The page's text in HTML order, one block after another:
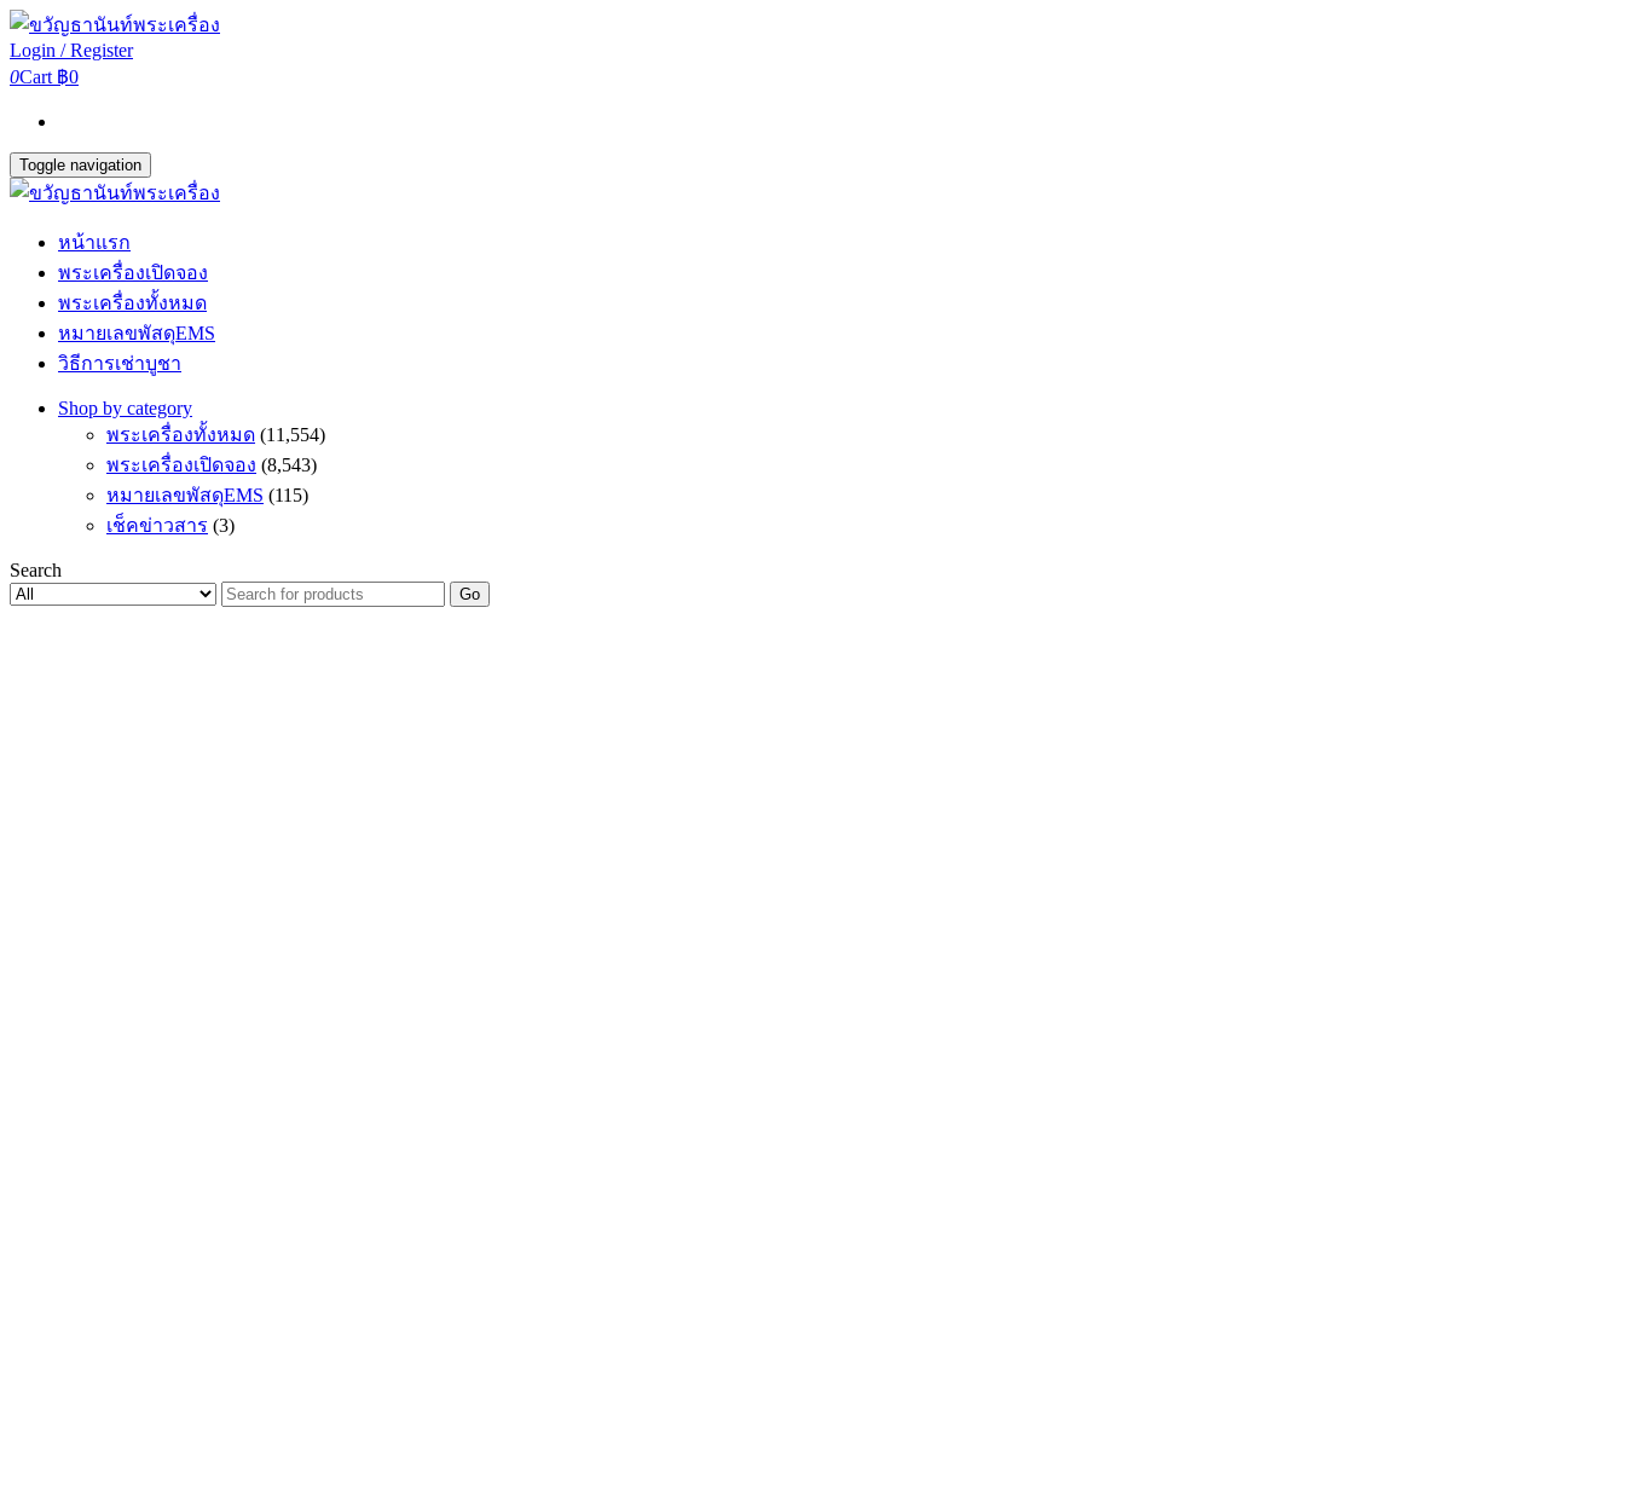
Login / Register
0Cart ฿0
Toggle navigation
หน้าแรก
พระเครื่องเปิดจอง
พระเครื่องทั้งหมด
หมายเลขพัสดุEMS
วิธีการเช่าบูชา
Shop by category
พระเครื่องทั้งหมด (11,554)
พระเครื่องเปิดจอง (8,543)
หมายเลขพัสดุEMS (115)
เช็คข่าวสาร (3)
Search
Go